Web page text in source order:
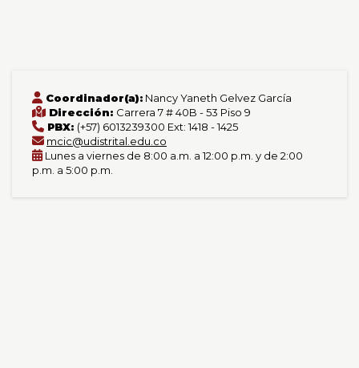
Coordinador(a): Nancy Yaneth Gelvez García
Dirección: Carrera 7 # 40B - 53 Piso 9
PBX: (+57) 6013239300 Ext: 1418 - 1425
mcic@udistrital.edu.co
Lunes a viernes de 8:00 a.m. a 12:00 p.m. y de 2:00
p.m. a 5:00 p.m.